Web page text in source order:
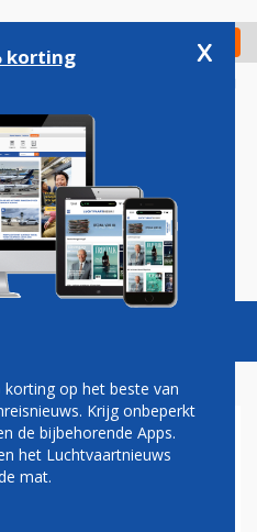
Check in
Vacatures
DEELNEMER
korting x
op het beste van
Krijg onbeperkt
de bijbehorende Apps.
het Luchtvaartnieuws
mat.